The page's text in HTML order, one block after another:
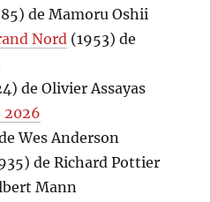
de Mamoru Oshii
Nord (1953) de
de Olivier Assayas
2026
Wes Anderson
de Richard Pottier
Mann